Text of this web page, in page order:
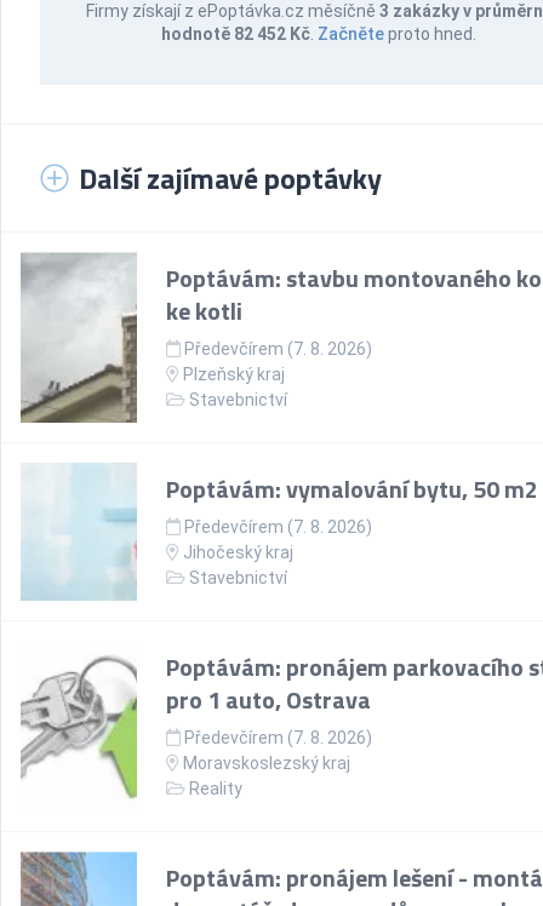
Firmy získají z ePoptávka.cz měsíčně 3 zakázky v
hodnotě 82 452 Kč Začněteproto hned.
Další zajímavé poptávky
Poptávám: stavbu montovaného
ke kotli
Předevčírem (7. 8. 2026)
Plzeňský kraj
Stavebnictví
Poptávám: vymalování bytu, 50 m2
Předevčírem (7. 8. 2026)
Jihočeský kraj
Stavebnictví
Poptávám: pronájem parkovacího
pro 1 auto, Ostrava
Předevčírem (7. 8. 2026)
Moravskoslezský kraj
Reality
Poptávám: pronájem lešení -